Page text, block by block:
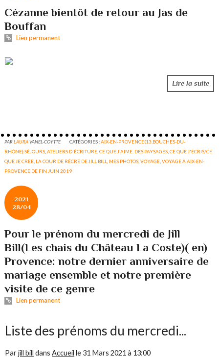
Cézanne bientôt de retour au Jas de
Bouffan
Lien permanent
Lire la suite
PARLAURAVANEL-COYTTE CATÉGORIES :AIX-EN-PROVENCE(13,BOUCHES-DU-
RHÔNE):SÉJOURS ,ATELIERS D'ÉCRITURE ,CE QUE J'AIME. DES PAYSAGES ,CE QUE J'ECRIS/CE
QUE JE CREE LA COUR DE RÉCRÉ DE JILL BILL MES PHOTOS ,VOYAGE ,VOYAGE À AIX-EN-
PROVENCE DE FIN JUIN 2019
2021
28/04
Pour le prénom du mercredi de Jill
Bill(Les chais du Château La Coste)( en)
Provence: notre dernier anniversaire de
mariage ensemble et notre première
visite de ce genre
Lien permanent
Liste des prénoms du mercredi...
Parjill bill dansAccueil le 31 Mars 2021 à 13:00